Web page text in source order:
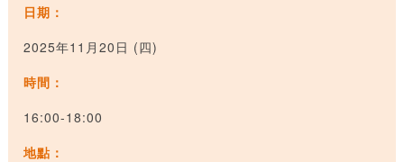
日期：
2025年11月20日 (四)
時間：
16:00-18:00
地點：